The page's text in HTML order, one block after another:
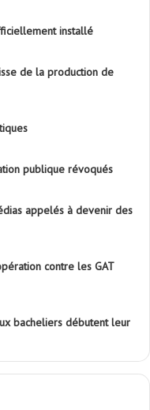
installé
de la production de
publique révoqués
appelés à devenir des
contre les GAT
bacheliers débutent leur